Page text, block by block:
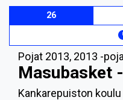
26
Pojat 2013, 2013 -
Masubasket
Kankarepuiston koulu